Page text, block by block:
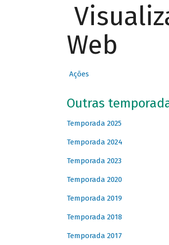
Web
Ações
Outras
Temporada 2025
Temporada 2024
Temporada 2023
Temporada 2020
Temporada 2019
Temporada 2018
Temporada 2017